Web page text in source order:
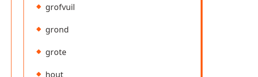
grofvuil
grond
grote
hout